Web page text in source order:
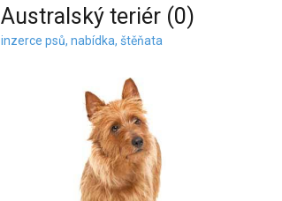
Australský teriér (0)
inzerce psů, nabídka, štěňata